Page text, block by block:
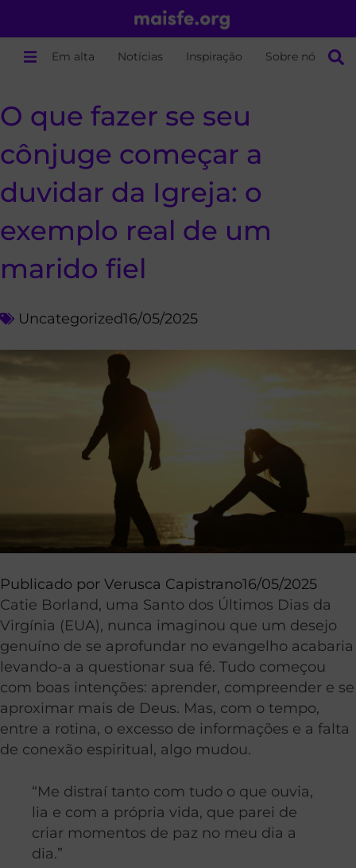
Em alta Notícias Inspiração Sobre nós
O que fazer se seu
cônjuge começar a
duvidar da Igreja: o
exemplo real de um
marido fiel
Uncategorized16/05/2025
Publicado por Verusca Capistrano16/05/2025
Catie Borland, uma Santo dos Últimos Dias da
Virgínia (EUA), nunca imaginou que um desejo
genuíno de se aprofundar no evangelho acabaria
levando-a a questionar sua fé. Tudo começou
com boas intenções: aprender, compreender e se
aproximar mais de Deus. Mas, com o tempo,
entre a rotina, o excesso de informações e a falta
de conexão espiritual, algo mudou.
“Me distraí tanto com tudo o que ouvia,
lia e com a própria vida, que parei de
criar momentos de paz no meu dia a
dia.”